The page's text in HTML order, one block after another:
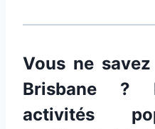
Vous ne
Brisbane ?
activités